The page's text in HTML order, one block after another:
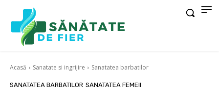
Acasă Sanatate si ingrijire Sanatatea barbatilor
SANATATEA BARBATILOR SANATATEA FEMEII